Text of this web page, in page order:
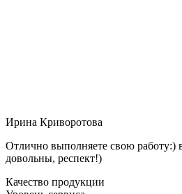
Ирина Криворотова
Отлично выполняете свою работу:)
довольны, респект!)
Качество продукции